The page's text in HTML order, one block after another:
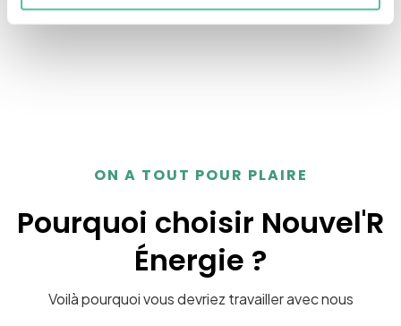
ON A TOUT POUR PLAIRE
Pourquoi choisir Nouvel'R
Énergie ?
Voilà pourquoi vous devriez travailler avec nous